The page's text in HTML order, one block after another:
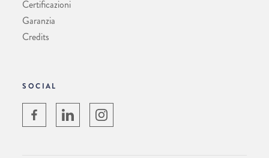
Certificazioni
Garanzia
Credits
SOCIAL